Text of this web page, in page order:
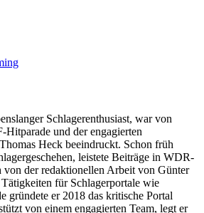
Schlagerenthusiast, war von
Hitparade und der engagierten
Heck beeindruckt. Schon früh
leistete Beiträge in WDR-
von der redaktionellen Arbeit von Günter
für Schlagerportale wie
gründete er 2018 das kritische Portal
von einem engagierten Team, legt er